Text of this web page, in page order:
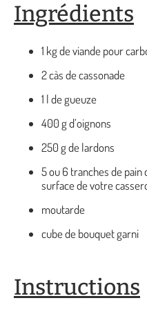
Ingrédients
1 kg de viande pour
2 càs de cassonade
1 l de gueuze
400 g d’oignons
250 g de lardons
5 ou 6 tranches de pain
surface de votre
moutarde
cube de bouquet garni
Instructions